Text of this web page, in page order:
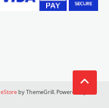
eStoreby ThemeGrill. Powered by